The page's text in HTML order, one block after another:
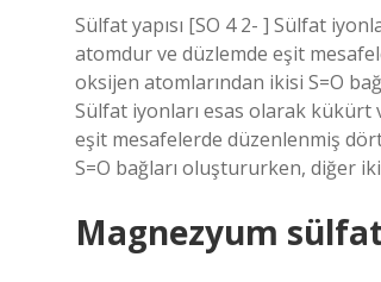
Sülfat yapısı [SO 4 2- ] Sülfat
atomdur ve düzlemde eşit
oksijen atomlarından ikisi S=O
Sülfat iyonları esas olarak
eşit mesafelerde düzenlenmiş
S=O bağları oluştururken, diğer
Magnezyum